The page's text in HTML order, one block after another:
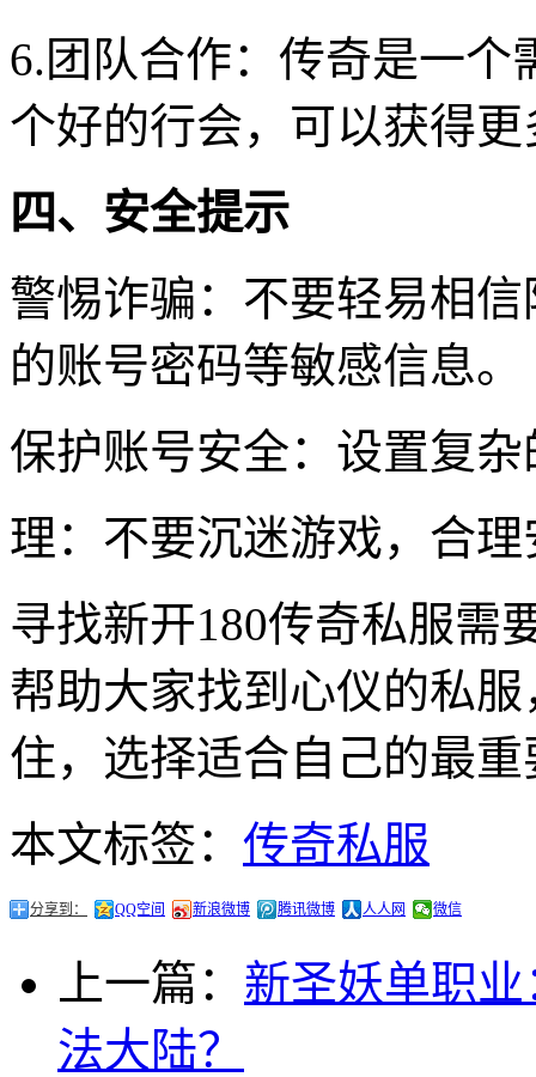
6.团队合作：传奇是一
个好的行会，可以获得
四、安全提示
警惕诈骗：不要轻易相
的账号密码等敏感信息。
保护账号安全：设置复
理：不要沉迷游戏，合
寻找新开180传奇私服需
帮助大家找到心仪的私
住，选择适合自己的最重
本文标签： 传奇私服
分享到： QQ空间 新浪微博 腾讯微博 人人网 微信
上一篇： 新圣妖单职
法大陆？